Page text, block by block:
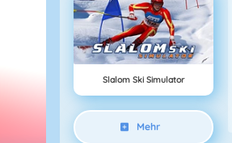
Slalom Ski Simulator
Mehr